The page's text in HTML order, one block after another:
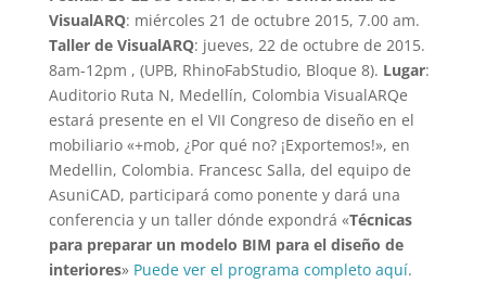
VisualARQ: miércoles 21 de octubre 2015, 7.00 am.
Taller de VisualARQ: jueves, 22 de octubre de 2015.
8am-12pm , (UPB, RhinoFabStudio, Bloque 8). Lugar:
Auditorio Ruta N, Medellín, Colombia VisualARQe
estará presente en el VII Congreso de diseño en el
mobiliario «+mob, ¿Por qué no? ¡Exportemos!», en
Medellin, Colombia. Francesc Salla, del equipo de
AsuniCAD, participará como ponente y dará una
conferencia y un taller dónde expondrá «Técnicas
para preparar un modelo BIM para el diseño de
interiores» Puede ver el programa completo aquí.